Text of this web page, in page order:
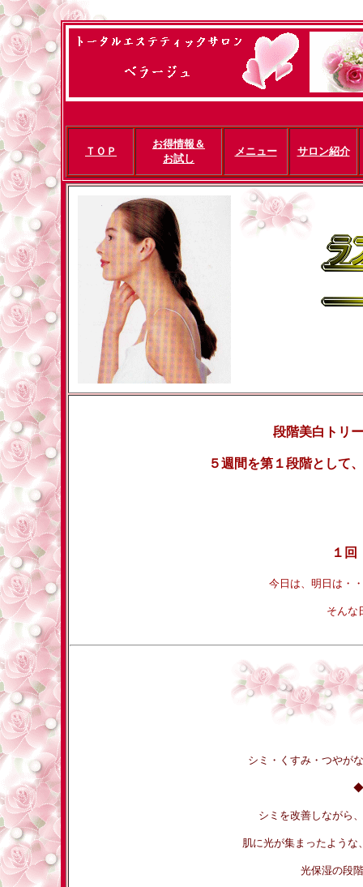
ＴＯＰ
お得情報＆
お試し
メニュー サロン紹介
段階美白トリ
５週間を第１段階として
１
今日は、明日は・
そんな
シミ・くすみ・つやが
◆
シミを改善しながら
肌に光が集まったよう
光保湿の段